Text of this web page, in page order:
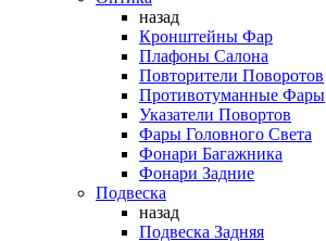
назад
Кронштейны Фар
Плафоны Салона
Повторители Поворотов
Противотуманные Фары
Указатели Повортов
Фары Головного Света
Фонари Багажника
Фонари Задние
Подвеска
назад
Подвеска Задняя